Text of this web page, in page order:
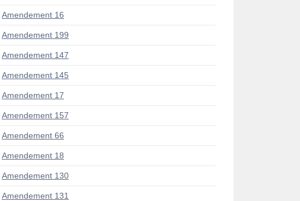
Amendement 16
Amendement 199
Amendement 147
Amendement 145
Amendement 17
Amendement 157
Amendement 66
Amendement 18
Amendement 130
Amendement 131